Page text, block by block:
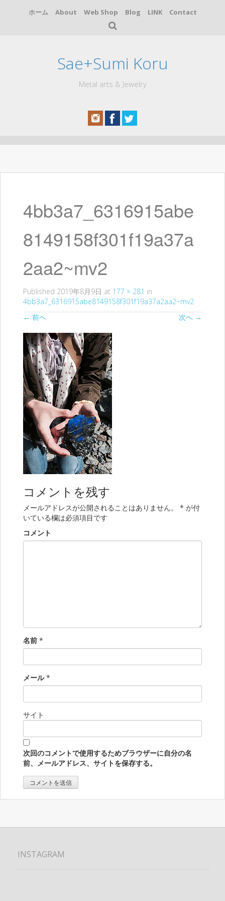
ホーム About Web Shop Blog LINK Contact
Sae+Sumi Koru
Metal arts & Jewelry
テ
4bb3a7_6316915abe
8149158f301f19a37a
2aa2~mv2
Published 2019年8月9日 at 177 × 281 in
4bb3a7_6316915abe8149158f301f19a37a2aa2~mv2
← 前へ 次へ →
コメントを残す
メールアドレスが公開されることはありません。 * が付
いている欄は必須項目です
コメント
名前 *
メール *
サイト
次回のコメントで使用するためブラウザーに自分の名
前、メールアドレス、サイトを保存する。
INSTAGRAM